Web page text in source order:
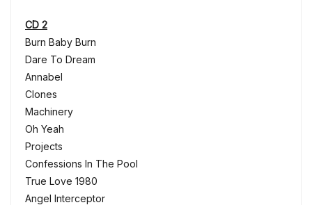
CD 2
Burn Baby Burn
Dare To Dream
Annabel
Clones
Machinery
Oh Yeah
Projects
Confessions In The Pool
True Love 1980
Angel Interceptor